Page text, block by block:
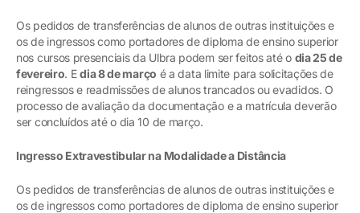
Os pedidos de transferências de alunos de outras instituições e
os de ingressos como portadores de diploma de ensino superior
nos cursos presenciais da Ulbra podem ser feitos até o dia 25 de
fevereiro. Edia 8 de março é a data limite para solicitações de
reingressos e readmissões de alunos trancados ou evadidos. O
processo de avaliação da documentação e a matrícula deverão
ser concluídos até o dia 10 de março.
Ingresso Extravestibular na Modalidade a Distância
Os pedidos de transferências de alunos de outras instituições e
os de ingressos como portadores de diploma de ensino superior